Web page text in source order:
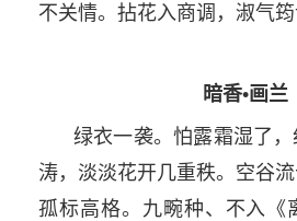
不关情。拈花入商调，淑气
暗香•画兰
绿衣一袭。怕露霜湿了
涛，淡淡花开几重秩。空谷流
孤标高格。九畹种、不入《